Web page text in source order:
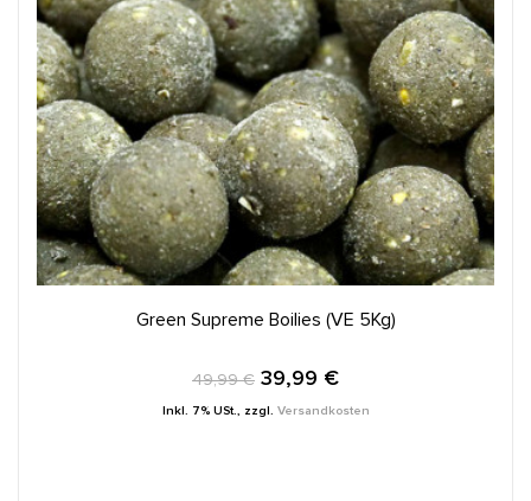
IN DEN WARENKORB
Green Supreme Boilies (VE 5Kg)
49,99 € 39,99 €
Inkl. 7% USt., zzgl. Versandkosten